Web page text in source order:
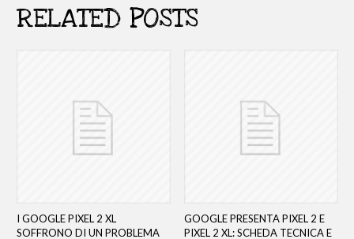
RELATED POSTS
I GOOGLE PIXEL 2 XL
SOFFRONO DI UN PROBLEMA
GOOGLE PRESENTA PIXEL 2 E
PIXEL 2 XL: SCHEDA TECNICA E